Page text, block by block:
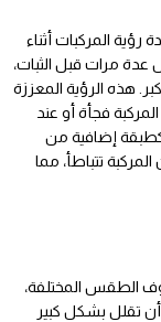
المركبات أثناء
مرات قبل الثبات،
هذه الرؤية المعززة
فجأة أو عند
إضافية من
تتباطأ، مما
الطقس المختلفة،
تقلل بشكل كبير